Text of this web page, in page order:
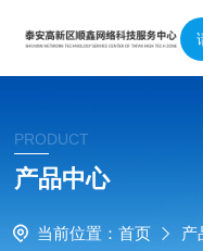
PRODUCT
产品中心
当前位置： 首页 产